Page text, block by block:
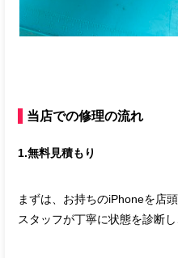
当店での修理の流れ
1.無料見積もり
まずは、お持ちのiPhoneを店
スタッフが丁寧に状態を診断